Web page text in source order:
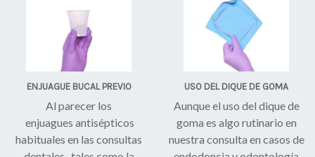
ENJUAGUE BUCAL PREVIO
Al parecer los
enjuagues antisépticos
habituales en las consultas
USO DEL DIQUE DE GOMA
Aunque el uso del dique de
goma es algo rutinario en
nuestra consulta en casos de